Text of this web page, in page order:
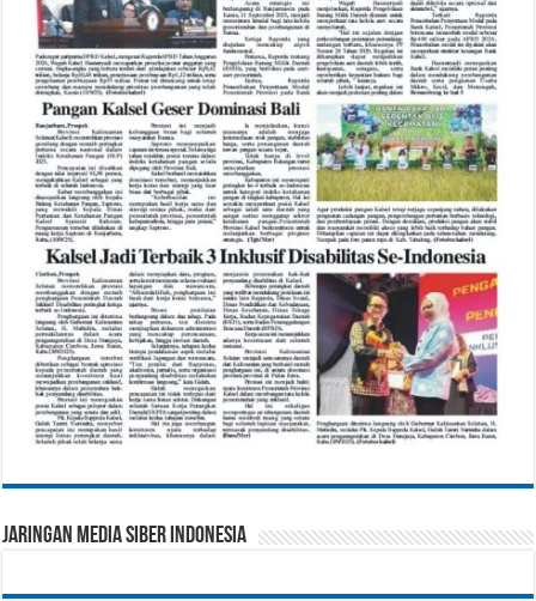
Jaringan Media Siber Indonesia